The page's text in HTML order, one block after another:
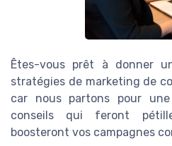
Êtes-vous prêt à donner
stratégies de marketing de
car nous partons pour
conseils qui feront
boosteront vos campagnes